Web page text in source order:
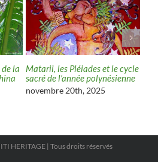
de la
Matarii, les Pléiades et le cycle
sacré de l’année polynésienne
novembre 20th, 2025
HERITAGE | Tous droits réservés